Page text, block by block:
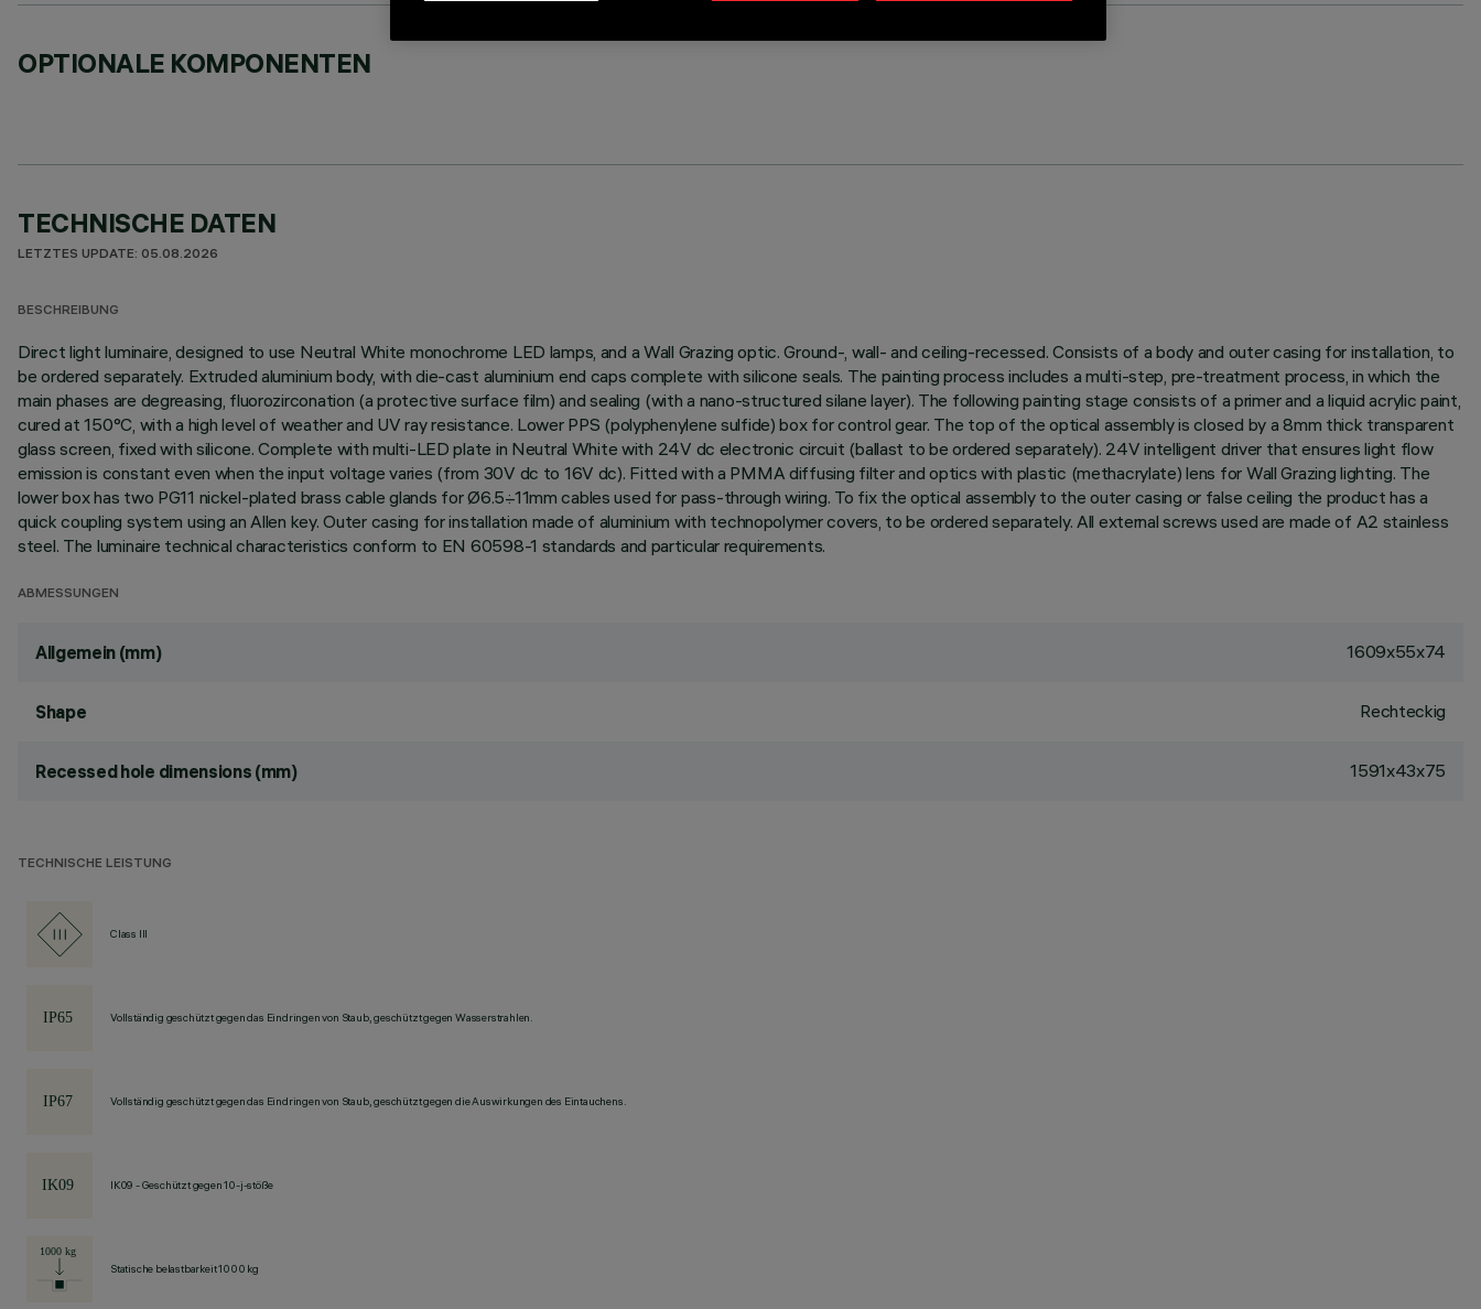
OPTIONALE KOMPONENTEN
TECHNISCHE DATEN
LETZTES UPDATE: 05.08.2026
BESCHREIBUNG
Direct light luminaire, designed to use Neutral White monochrome LED lamps, and a Wall Grazing optic. Ground-, wall- and ceiling-recessed. Consists of a body and outer casing for installation, to
be ordered separately. Extruded aluminium body, with die-cast aluminium end caps complete with silicone seals. The painting process includes a multi-step, pre-treatment process, in which the
main phases are degreasing, fluorozirconation (a protective surface film) and sealing (with a nano-structured silane layer). The following painting stage consists of a primer and a liquid acrylic paint,
cured at 150°C, with a high level of weather and UV ray resistance. Lower PPS (polyphenylene sulfide) box for control gear. The top of the optical assembly is closed by a 8mm thick transparent
glass screen, fixed with silicone. Complete with multi-LED plate in Neutral White with 24V dc electronic circuit (ballast to be ordered separately). 24V intelligent driver that ensures light flow
emission is constant even when the input voltage varies (from 30V dc to 16V dc). Fitted with a PMMA diffusing filter and optics with plastic (methacrylate) lens for Wall Grazing lighting. The
lower box has two PG11 nickel-plated brass cable glands for Ø6.5÷11mm cables used for pass-through wiring. To fix the optical assembly to the outer casing or false ceiling the product has a
quick coupling system using an Allen key. Outer casing for installation made of aluminium with technopolymer covers, to be ordered separately. All external screws used are made of A2 stainless
steel. The luminaire technical characteristics conform to EN 60598-1 standards and particular requirements.
ABMESSUNGEN
Allgemein (mm) 1609x55x74
Shape Rechteckig
Recessed hole dimensions (mm) 1591x43x75
TECHNISCHE LEISTUNG
Class III
Vollständig geschützt gegen das Eindringen von Staub, geschützt gegen Wasserstrahlen.
Vollständig geschützt gegen das Eindringen von Staub, geschützt gegen die Auswirkungen des Eintauchens.
IK09 - Geschützt gegen 10-j-stöße
Statische belastbarkeit 1000 kg